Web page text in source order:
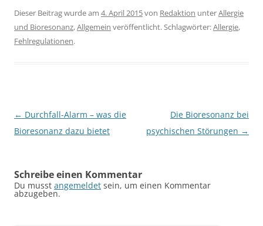
Dieser Beitrag wurde am 4. April 2015von Redaktion unterAllergie
und Bioresonanz,Allgemein veröffentlicht. Schlagwörter:Allergie,
Fehlregulationen.
Beitragsnavigation
← Durchfall-Alarm – was die
Bioresonanz dazu bietet
Die Bioresonanz bei
psychischen Störungen →
Schreibe einen Kommentar
Du musst angemeldet sein, um einen Kommentar
abzugeben.